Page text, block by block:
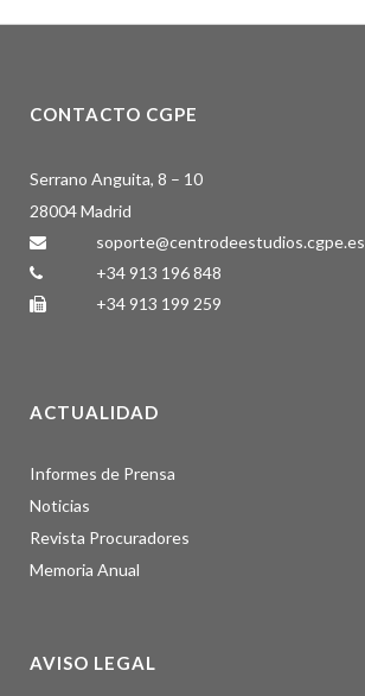
CONTACTO CGPE
Serrano Anguita, 8 – 10
28004 Madrid
soporte@centrodeestudios.cgpe.es
+34 913 196 848
+34 913 199 259
ACTUALIDAD
Informes de Prensa
Noticias
Revista Procuradores
Memoria Anual
AVISO LEGAL